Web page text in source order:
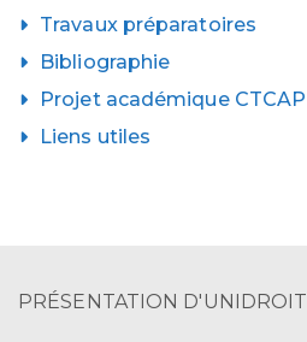
Travaux préparatoires
Bibliographie
Projet académique CTCAP
Liens utiles
PRÉSENTATION D'UNIDROIT